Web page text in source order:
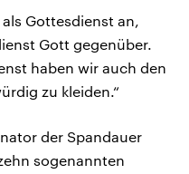
Gottesdienst an,
Gott gegenüber.
haben wir auch den
zu kleiden.“
der Spandauer
sogenannten